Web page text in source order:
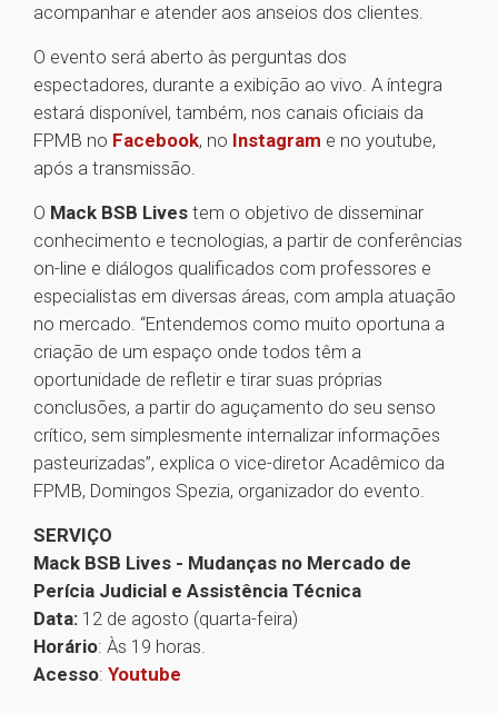
acompanhar e atender aos anseios dos clientes.
O evento será aberto às perguntas dos
espectadores, durante a exibição ao vivo. A íntegra
estará disponível, também, nos canais oficiais da
FPMB no Facebook, no Instagram e no youtube,
após a transmissão.
O Mack BSB Lives tem o objetivo de disseminar
conhecimento e tecnologias, a partir de conferências
on-line e diálogos qualificados com professores e
especialistas em diversas áreas, com ampla atuação
no mercado. “Entendemos como muito oportuna a
criação de um espaço onde todos têm a
oportunidade de refletir e tirar suas próprias
conclusões, a partir do aguçamento do seu senso
crítico, sem simplesmente internalizar informações
pasteurizadas”, explica o vice-diretor Acadêmico da
FPMB, Domingos Spezia, organizador do evento.
SERVIÇO
Mack BSB Lives - Mudanças no Mercado de
Perícia Judicial e Assistência Técnica
Data: 12 de agosto (quarta-feira)
Horário: Às 19 horas.
Acesso: Youtube